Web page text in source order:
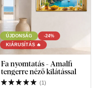
ÚJDONSÁG
-24%
KIÁRUSÍTÁS 🔥
Fa nyomtatás - Amalfi
tengerre néző kilátással
(1)